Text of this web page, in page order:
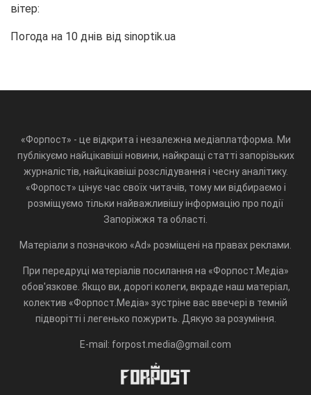
вітер:
Погода на 10 днів від sinoptik.ua
«Форпост» - це відкрита і незалежна медіаплатформа. Ми
публікуємо найцікавіші новини, найкращі статті запорізьких
журналістів, найцікавіші розслідування і чесну аналітику.
«Форпост» цінує час своїх читачів, тому ми відбираємо і
розміщуємо тільки найважливішу інформацію про події
Запоріжжя та області.
Матеріали з позначкою «Ad» розміщені на правах реклами.
При передруці матеріалів посилання на «Форпост.Медіа»
обов'язкове. Якщо ви, дорогі колеги, вкраде наш матеріал,
колектив «Форпост.Медіа» зустріне вас ввечері в темній
підворітті і легенько пожурить. Дякую за розуміння.
E-mail: forpost.media@gmail.com